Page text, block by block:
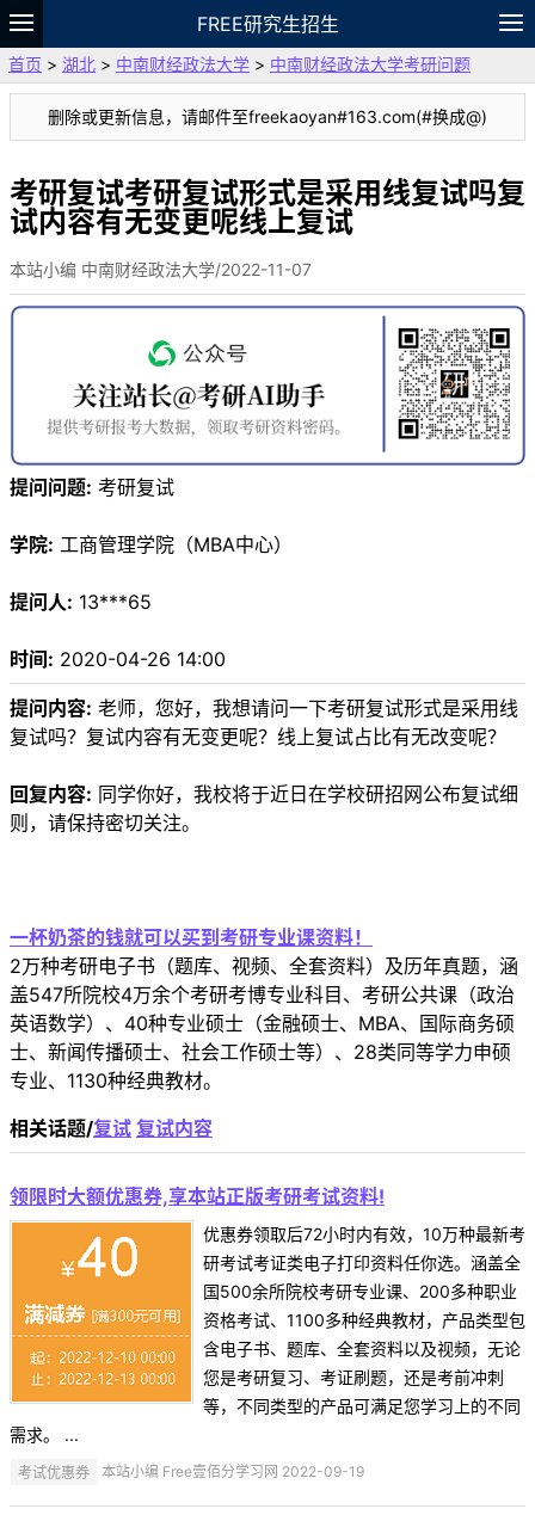
FREE研究生招生
题库
故事 专题 APP 笔记
论坛
VIP
资料
首页 > 湖北 > 中南财经政法大学 > 中南财经政法大学考研问题
删除或更新信息，请邮件至freekaoyan#163.com(#换成@)
考研复试考研复试形式是采用线复试吗复
试内容有无变更呢线上复试
本站小编 中南财经政法大学/2022-11-07
提问问题: 考研复试
学院: 工商管理学院（MBA中心）
提问人: 13***65
时间: 2020-04-26 14:00
提问内容: 老师，您好，我想请问一下考研复试形式是采用线
复试吗？复试内容有无变更呢？线上复试占比有无改变呢？
回复内容: 同学你好，我校将于近日在学校研招网公布复试细
则，请保持密切关注。
一杯奶茶的钱就可以买到考研专业课资料！
2万种考研电子书（题库、视频、全套资料）及历年真题，涵
盖547所院校4万余个考研考博专业科目、考研公共课（政治
英语数学）、40种专业硕士（金融硕士、MBA、国际商务硕
士、新闻传播硕士、社会工作硕士等）、28类同等学力申硕
专业、1130种经典教材。
相关话题/复试 复试内容
领限时大额优惠券,享本站正版考研考试资料!
优惠券领取后72小时内有效，10万种最新考
研考试考证类电子打印资料任你选。涵盖全
国500余所院校考研专业课、200多种职业
资格考试、1100多种经典教材，产品类型包
含电子书、题库、全套资料以及视频，无论
您是考研复习、考证刷题，还是考前冲刺
等，不同类型的产品可满足您学习上的不同
需求。 ...
考试优惠券 本站小编 Free壹佰分学习网 2022-09-19